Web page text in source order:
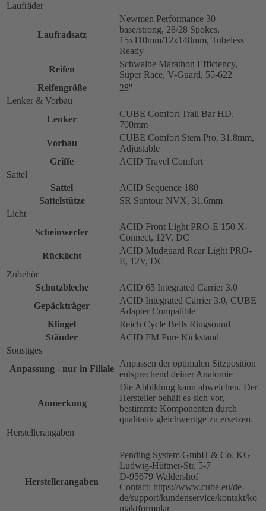
Laufräder
Laufradsatz
Newmen Performance 30
base/strong, 28/28 Spokes,
15x110mm/12x148mm, Tubeless
Ready
Reifen
Schwalbe Marathon Efficiency,
Super Race, V-Guard, 55-622
Reifengröße
28''
Lenker & Vorbau
Lenker
CUBE Comfort Trail Bar HD,
700mm
Vorbau
CUBE Comfort Stem Pro, 31.8mm,
Adjustable
Griffe
ACID Travel Comfort
Sattel
Sattel
ACID Sequence 180
Sattelstütze
SR Suntour NVX, 31.6mm
Licht
Scheinwerfer
ACID Front Light PRO-E 150 X-
Connect, 12V, DC
Rücklicht
ACID Mudguard Rear Light PRO-
E, 12V, DC
Zubehör
Schutzbleche
ACID 65 Integrated Carrier 3.0
Gepäckträger
ACID Integrated Carrier 3.0, CUBE
Adapter Compatible
Klingel
Reich Cycle Bells Ringsound
Ständer
ACID FM Pure Kickstand
Sonstiges
Anpassung - nur in Filiale
Anpassen der optimalen Sitzposition
entsprechend deiner Anatomie
Anmerkung
Die Abbildung kann abweichen. Der
Hersteller behält es sich vor,
bestimmte Komponenten durch
qualitativ gleichwertige zu ersetzen.
Herstellerangaben
Herstellerangaben
Pending System GmbH & Co. KG
Ludwig-Hüttner-Str. 5-7
D-95679 Waldershof
Contact: https://www.cube.eu/de-
de/support/kundenservice/kontakt/ko
ntaktformular